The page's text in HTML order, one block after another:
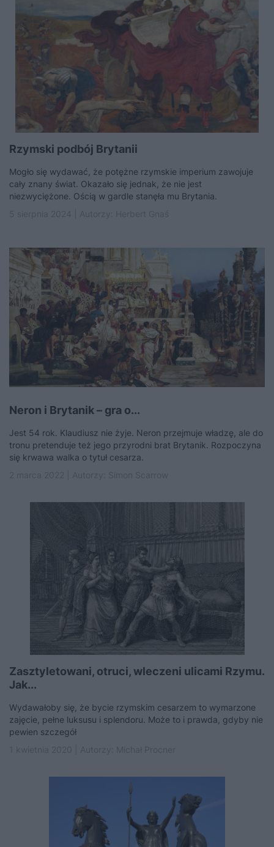
Rzymski podbój Brytanii
Mogło się wydawać, że potężne rzymskie imperium zawojuje
cały znany świat. Okazało się jednak, że nie jest
niezwyciężone. Ością w gardle stanęła mu Brytania.
Neron i Brytanik – gra o...
Jest 54 rok. Klaudiusz nie żyje. Neron przejmuje władzę, ale do
tronu pretenduje też jego przyrodni brat Brytanik. Rozpoczyna
się krwawa walka o tytuł cesarza.
Zasztyletowani, otruci, wleczeni ulicami Rzymu.
Jak...
Wydawałoby się, że bycie rzymskim cesarzem to wymarzone
zajęcie, pełne luksusu i splendoru. Może to i prawda, gdyby nie
pewien szczegół